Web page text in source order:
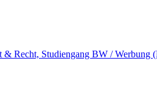
Recht, Studiengang BW / Werbung